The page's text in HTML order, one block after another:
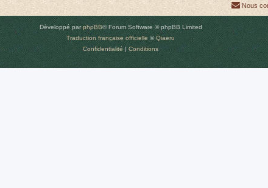
Nous
Développé par phpBB® Forum Software © phpBB Limited
Traduction française officielle ©Qiaeru
Confidentialité | Conditions